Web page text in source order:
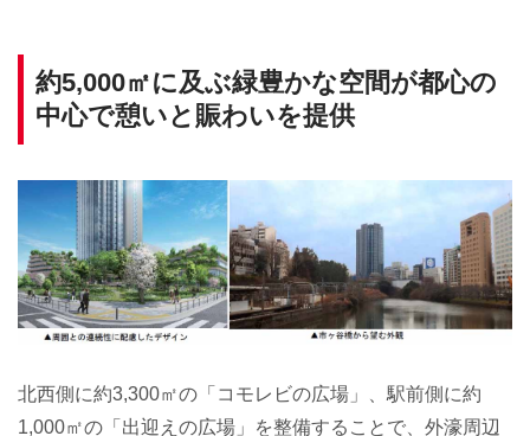
約5,000㎡に及ぶ緑豊かな空間が都心の
中心で憩いと賑わいを提供
北西側に約3,300㎡の「コモレビの広場」、駅前側に約
1,000㎡の「出迎えの広場」を整備することで、外濠周辺